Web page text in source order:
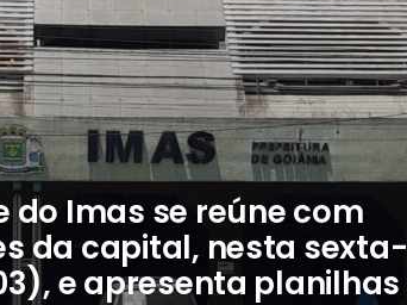
do Imas se reúne com
da capital, nesta sexta-
e apresenta planilhas